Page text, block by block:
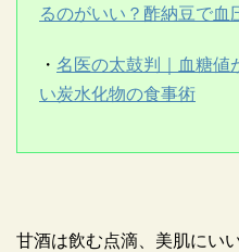
るのがいい？酢納豆で血
・ 名医の太鼓判｜血糖値
い炭水化物の食事術
甘酒は飲む点滴、美肌にい